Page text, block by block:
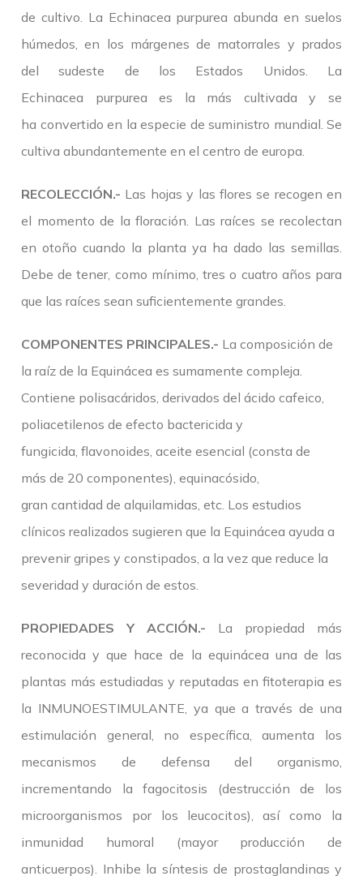
de cultivo. La Echinacea purpurea abunda en suelos
húmedos, en los márgenes de matorrales y prados
del sudeste de los Estados Unidos. La
Echinacea purpurea es la más cultivada y se
ha convertido en la especie de suministro mundial. Se
cultiva abundantemente en el centro de europa.
RECOLECCIÓN.- Las hojas y las flores se recogen en
el momento de la floración. Las raíces se recolectan
en otoño cuando la planta ya ha dado las semillas.
Debe de tener, como mínimo, tres o cuatro años para
que las raíces sean suficientemente grandes.
COMPONENTES PRINCIPALES.- La composición de
la raíz de la Equinácea es sumamente compleja.
Contiene polisacáridos, derivados del ácido cafeico,
poliacetilenos de efecto bactericida y
fungicida, flavonoides, aceite esencial (consta de
más de 20 componentes), equinacósido,
gran cantidad de alquilamidas, etc. Los estudios
clínicos realizados sugieren que la Equinácea ayuda a
prevenir gripes y constipados, a la vez que reduce la
severidad y duración de estos.
PROPIEDADES Y ACCIÓN.- La propiedad más
reconocida y que hace de la equinácea una de las
plantas más estudiadas y reputadas en fitoterapia es
la INMUNOESTIMULANTE, ya que a través de una
estimulación general, no específica, aumenta los
mecanismos de defensa del organismo,
incrementando la fagocitosis (destrucción de los
microorganismos por los leucocitos), así como la
inmunidad humoral (mayor producción de
anticuerpos). Inhibe la síntesis de prostaglandinas y